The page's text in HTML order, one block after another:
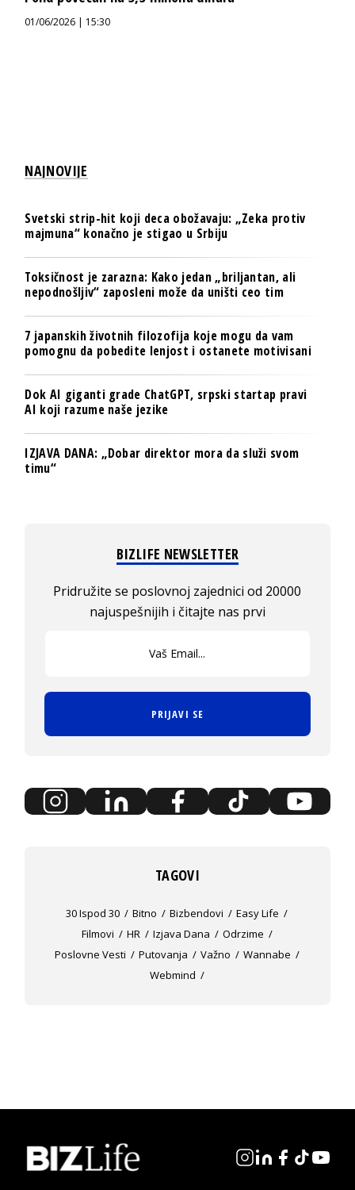
01/06/2026 | 15:30
NAJNOVIJE
Svetski strip-hit koji deca obožavaju: „Zeka protiv
majmuna“ konačno je stigao u Srbiju
Toksičnost je zarazna: Kako jedan „briljantan, ali
nepodnošljiv“ zaposleni može da uništi ceo tim
7 japanskih životnih filozofija koje mogu da vam
pomognu da pobedite lenjost i ostanete motivisani
Dok AI giganti grade ChatGPT, srpski startap pravi
AI koji razume naše jezike
IZJAVA DANA: „Dobar direktor mora da služi svom
timu“
BIZLIFE NEWSLETTER
Pridružite se poslovnoj zajednici od 20000
najuspešnijih i čitajte nas prvi
PRIJAVI SE
TAGOVI
30 Ispod 30 Bitno Bizbendovi
Easy Life
Filmovi
HR Izjava Dana
Odrzime
Poslovne Vesti
Putovanja Važno
Wannabe
Webmind